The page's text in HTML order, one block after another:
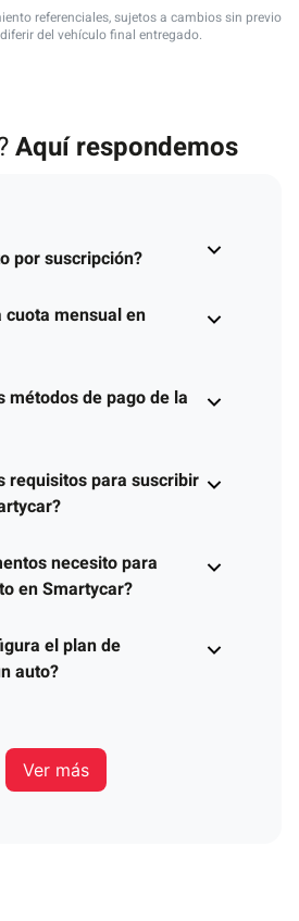
referenciales, sujetos a cambios sin previo
del vehículo final entregado.
Aquí respondemos
por suscripción?
cuota mensual en
métodos de pago de la
requisitos para suscribir
necesito para
en Smartycar?
el plan de
auto?
Ver más